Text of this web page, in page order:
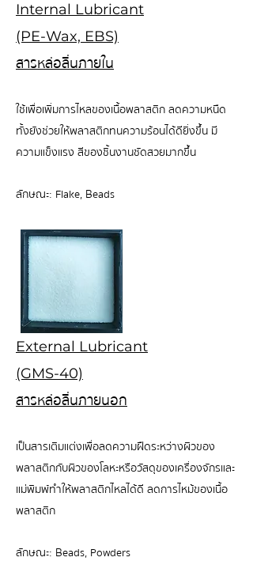
Internal Lubricant
(PE-Wax, EBS)
สารหล่อลื่นภายใน
ใช้เพื่อเพิ่มการไหลของเนื้อพลาสติก ลดความหนืด
ทั้งยังช่วยให้พลาสติกทนความร้อนได้ดียิ่งขึ้น มี
ความแข็งแรง สีของชิ้นงานชัดสวยมากขึ้น
ลักษณะ: Flake, Beads
External Lubricant
(GMS-40)
สารหล่อลื่นภายนอก
เป็นสารเติมแต่งเพื่อลดความฝืดระหว่างผิวของ
พลาสติกกับผิวของโลหะหรือวัสดุของเครื่องจักรและ
แม่พิมพ์ทำให้พลาสติกไหลได้ดี ลดการไหม้ของเนื้อ
พลาสติก
ลักษณะ: Beads, Powders